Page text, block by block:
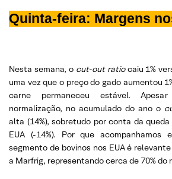
Quinta-feira: Margens
Nesta semana, o cut-out ratiocaiu 1%
uma vez que o preço do gado aumentou
carne permaneceu estável.
normalização, no acumulado do ano o
alta (14%), sobretudo por conta da
EUA (-14%). Por que acompanhamos
segmento de bovinos nos EUA é
a Marfrig, representando cerca de 70% do